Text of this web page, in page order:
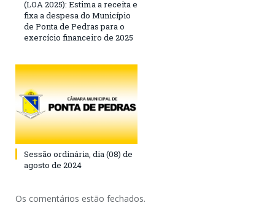
(LOA 2025): Estima a receita e
fixa a despesa do Município
de Ponta de Pedras para o
exercício financeiro de 2025
Sessão ordinária, dia (08) de
agosto de 2024
Os comentários estão fechados.